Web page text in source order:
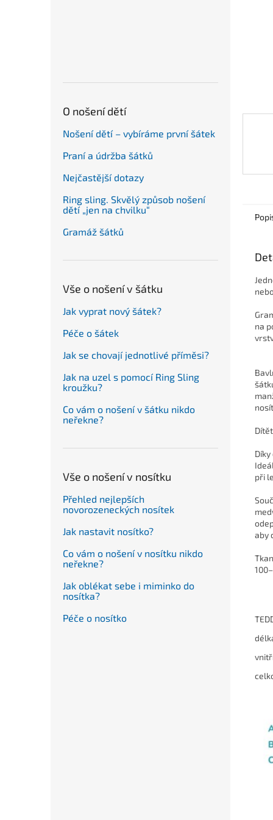
O nošení dětí
Nošení dětí – vybíráme první šátek
Praní a údržba šátků
Nejčastější dotazy
Ring sling. Skvělý způsob nošení
dětí „jen na chvilku“
Gramáž šátků
Vše o nošení v šátku
Jak vyprat nový šátek?
Péče o šátek
Jak se chovají jednotlivé příměsi?
Jak na uzel s pomocí Ring Sling
kroužku?
Co vám o nošení v šátku nikdo
neřekne?
Vše o nošení v nosítku
Přehled nejlepších
novorozeneckých nosítek
Jak nastavit nosítko?
Co vám o nošení v nosítku nikdo
neřekne?
Jak oblékat sebe i miminko do
nosítka?
Péče o nosítko
na
při
aby